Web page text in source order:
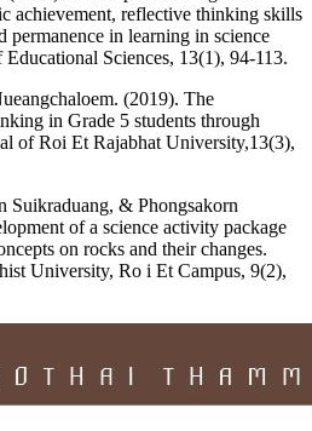
achievement, reflective thinking skills
permanence in learning in science
Sciences, 13(1), 94-113.
(2019). The
in Grade 5 students through
of Roi Et Rajabhat University,13(3),
Suikraduang, & Phongsakorn
of a science activity package
on rocks and their changes.
University, Ro i Et Campus, 9(2),